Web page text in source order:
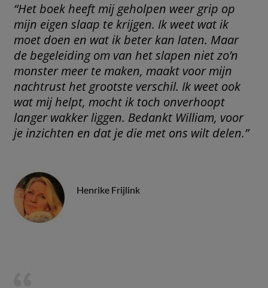
“Het boek heeft mij geholpen weer grip op
mijn eigen slaap te krijgen. Ik weet wat ik
moet doen en wat ik beter kan laten. Maar
de begeleiding om van het slapen niet zo’n
monster meer te maken, maakt voor mijn
nachtrust het grootste verschil. Ik weet ook
wat mij helpt, mocht ik toch onverhoopt
langer wakker liggen. Bedankt William, voor
je inzichten en dat je die met ons wilt delen.”
Henrike Frijlink